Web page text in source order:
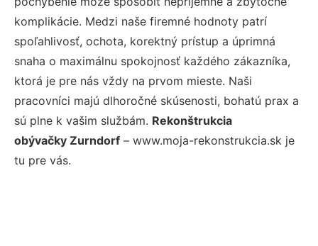
komplikácie. Medzi naše firemné hodnoty patrí
spoľahlivosť, ochota, korektný prístup a úprimná
snaha o maximálnu spokojnosť každého zákazníka,
ktorá je pre nás vždy na prvom mieste. Naši
pracovníci majú dlhoročné skúsenosti, bohatú prax a
sú plne k vašim službám. Rekonštrukcia
obývačky Zurndorf – www.moja-rekonstrukcia.sk je
tu pre vás.